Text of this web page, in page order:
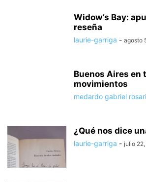
SERÁ OTRA COSA
Widow’s Bay:
reseña
laurie-garriga - agosto
Buenos Aires en
movimientos
medardo gabriel
¿Qué nos dice
laurie-garriga - julio